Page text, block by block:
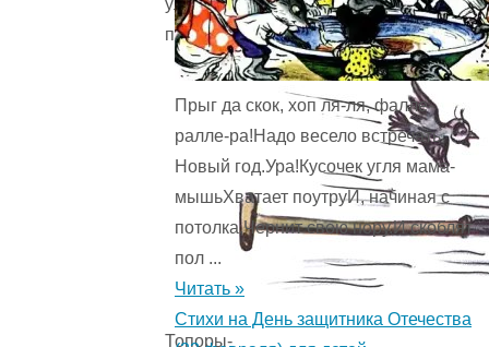
улице
пошла.
Топоры-
Прыг да скок, хоп ля-ля, фалле-
ралле-ра!Надо весело встречать
Новый год.Ура!Кусочек угля мама-
мышьХватает поутруИ, начиная с
потолка,Чернит свою нору.И скоблят
пол ...
Читать »
Стихи на День защитника Отечества